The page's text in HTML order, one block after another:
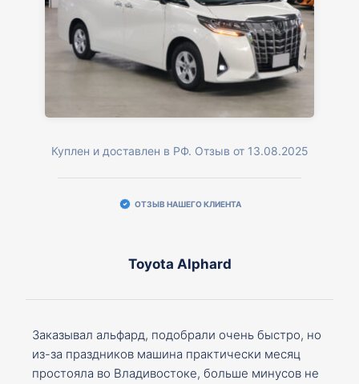
Куплен и доставлен в РФ. Отзыв от 13.08.2025
ОТЗЫВ НАШЕГО КЛИЕНТА
Toyota Alphard
Заказывал альфард, подобрали очень быстро, но
из-за праздников машина практически месяц
простояла во Владивостоке, больше минусов не